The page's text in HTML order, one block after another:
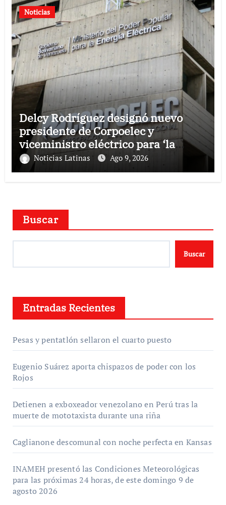
Noticias
Delcy Rodríguez designó nuevo
presidente de Corpoelec y
viceministro eléctrico para ‘la
recuperación del servicio’
Noticias Latinas Ago 9, 2026
Buscar
Buscar
Entradas Recientes
Pesas y pentatlón sellaron el cuarto puesto
Eugenio Suárez aporta chispazos de poder con los
Rojos
Detienen a exboxeador venezolano en Perú tras la
muerte de mototaxista durante una riña
Caglianone descomunal con noche perfecta en Kansas
INAMEH presentó las Condiciones Meteorológicas
para las próximas 24 horas, de este domingo 9 de
agosto 2026